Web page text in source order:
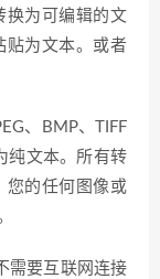
换为可编辑的文
贴为文本。或者
、BMP、TIFF
纯文本。所有转
您的任何图像或
需要互联网连接